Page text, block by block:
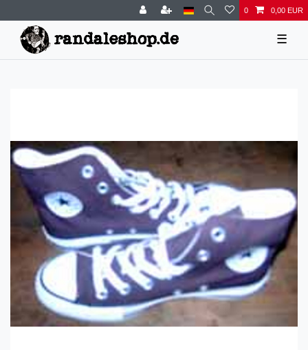
0 0,00 EUR
☰